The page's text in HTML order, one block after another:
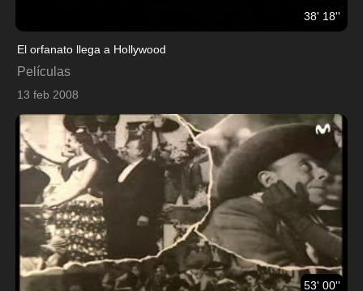
38' 18''
El orfanato llega a Hollywood
Películas
13 feb 2008
53' 00''